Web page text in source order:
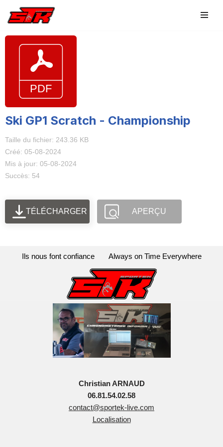
contenu
Ski GP1 Scratch - Championship
Taille du fichier: 243.36 KB
Créé: 05-08-2024
Mis à jour: 05-08-2024
Succès: 54
TÉLÉCHARGER APERÇU
Ils nous font confiance Always on Time Everywhere
Christian ARNAUD
06.81.54.02.58
contact@sportek-live.com
Localisation